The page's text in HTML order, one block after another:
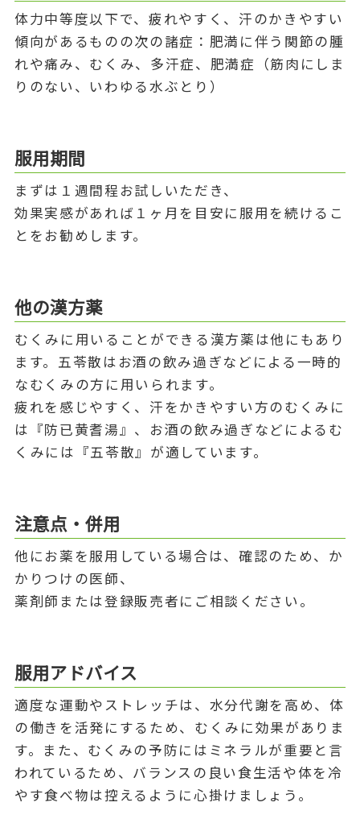
体力中等度以下で、疲れやすく、汗のかきやすい
傾向があるものの次の諸症：肥満に伴う関節の腫
れや痛み、むくみ、多汗症、肥満症（筋肉にしま
りのない、いわゆる水ぶとり）
服用期間
まずは１週間程お試しいただき、
効果実感があれば１ヶ月を目安に服用を続けるこ
とをお勧めします。
他の漢方薬
むくみに用いることができる漢方薬は他にもあり
ます。五苓散はお酒の飲み過ぎなどによる一時的
なむくみの方に用いられます。
疲れを感じやすく、汗をかきやすい方のむくみに
は『防已黄耆湯』、お酒の飲み過ぎなどによるむ
くみには『五苓散』が適しています。
注意点・併用
他にお薬を服用している場合は、確認のため、か
かりつけの医師、
薬剤師または登録販売者にご相談ください。
服用アドバイス
適度な運動やストレッチは、水分代謝を高め、体
の働きを活発にするため、むくみに効果がありま
す。また、むくみの予防にはミネラルが重要と言
われているため、バランスの良い食生活や体を冷
やす食べ物は控えるように心掛けましょう。